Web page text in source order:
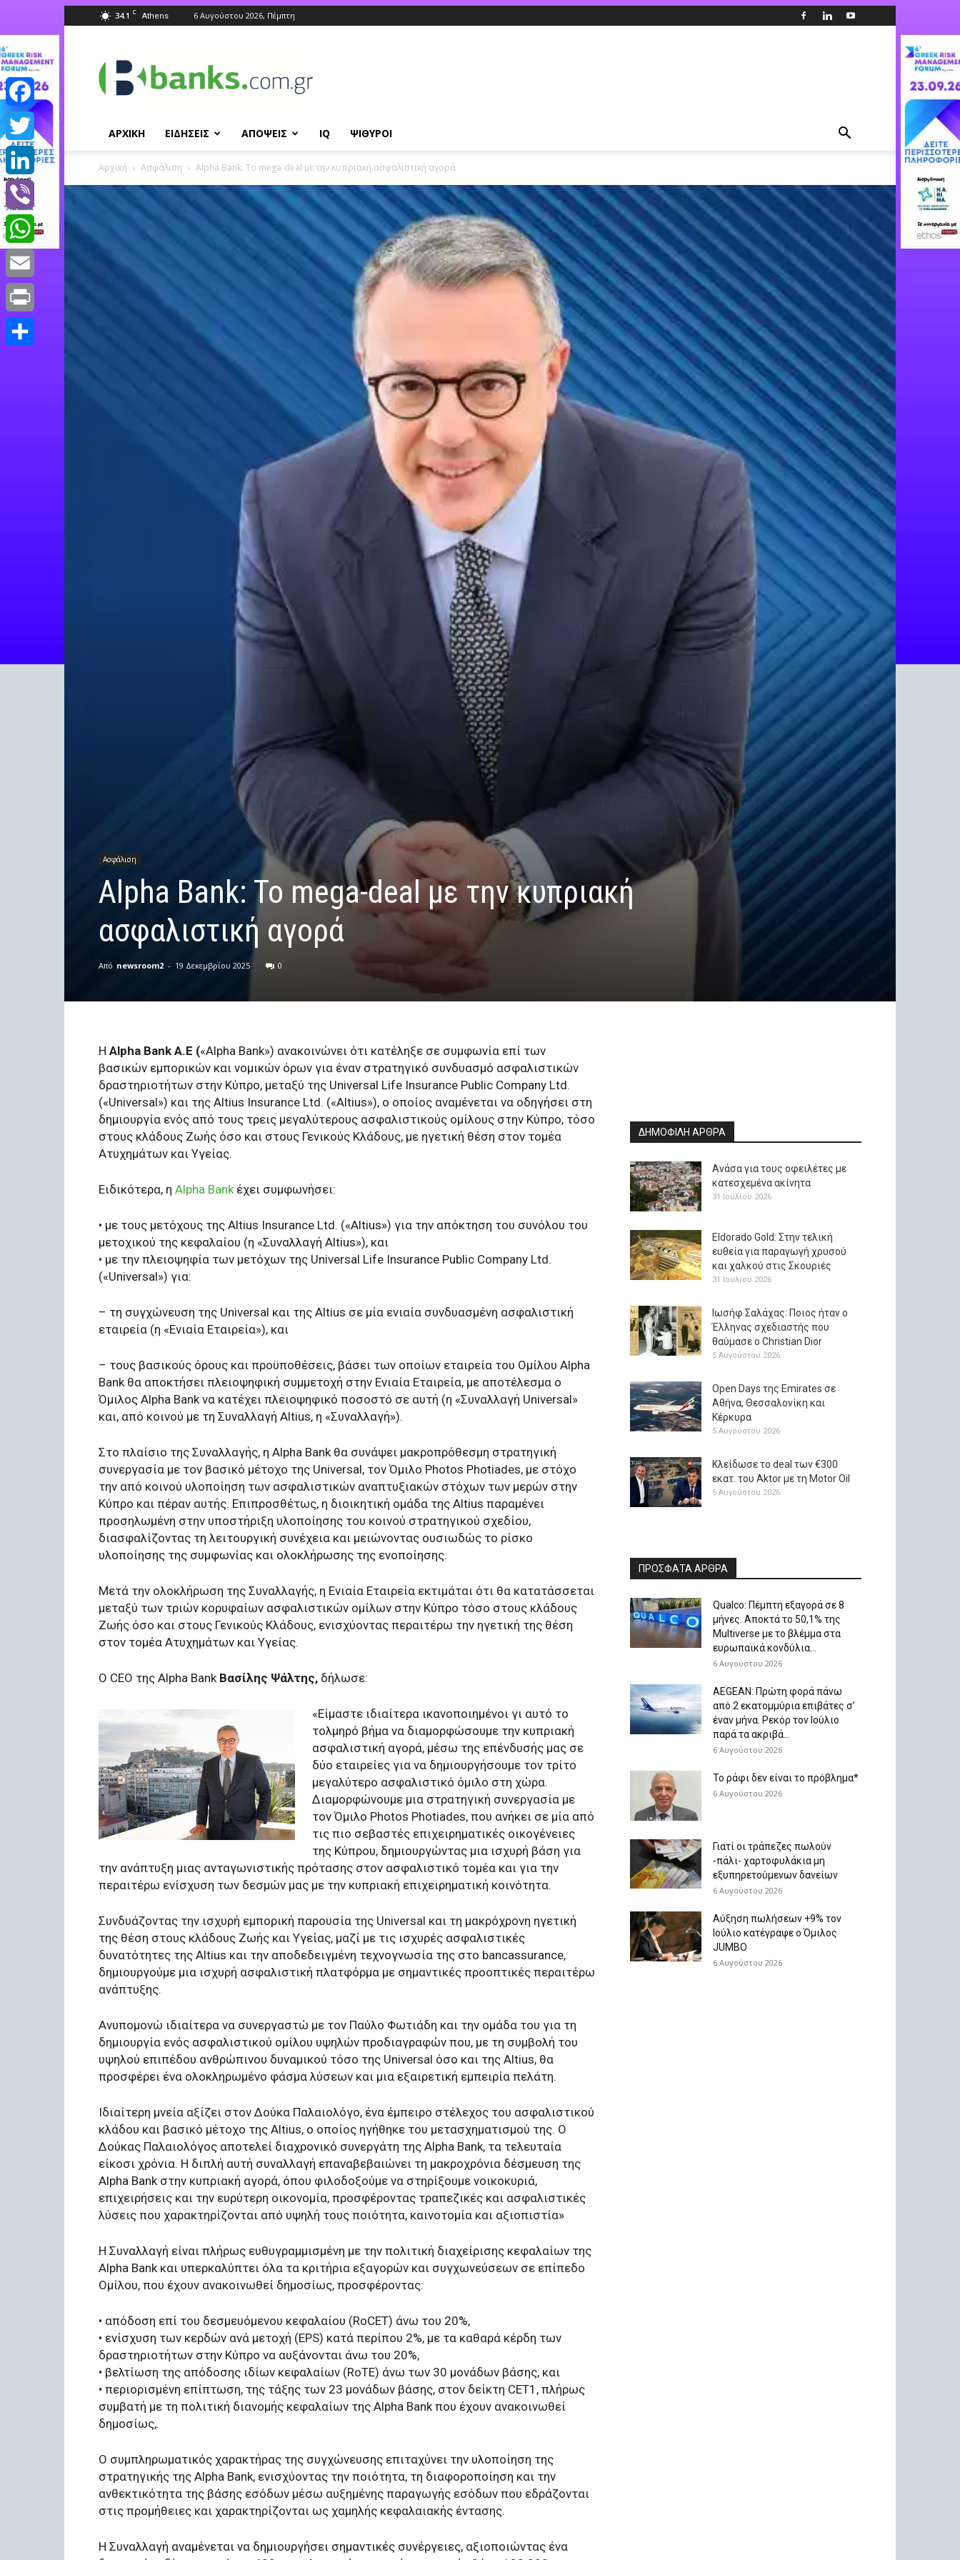
34.1 C Athens 6 Αυγούστου 2026, Πέμπτη
ΑΡΧΙΚΗ ΕΙΔΗΣΕΙΣ ΑΠΟΨΕΙΣ IQ ΨΙΘΥΡΟΙ
Αρχική Ασφάλιση Αlpha Bank: Το mega-deal με την κυπριακή ασφαλιστική αγορά
Ασφάλιση
Αlpha Bank: Το mega-deal με την κυπριακή
ασφαλιστική αγορά
Από newsroom2 - 19 Δεκεμβρίου 2025 0
Η Alpha Bank A.E («Alpha Bank») ανακοινώνει ότι κατέληξε σε συμφωνία επί των
βασικών εμπορικών και νομικών όρων για έναν στρατηγικό συνδυασμό ασφαλιστικών
δραστηριοτήτων στην Κύπρο, μεταξύ της Universal Life Insurance Public Company Ltd.
(«Universal») και της Altius Insurance Ltd. («Altius»), ο οποίος αναμένεται να οδηγήσει στη
δημιουργία ενός από τους τρεις μεγαλύτερους ασφαλιστικούς ομίλους στην Κύπρο, τόσο
στους κλάδους Ζωής όσο και στους Γενικούς Κλάδους, με ηγετική θέση στον τομέα
Ατυχημάτων και Υγείας.
Ειδικότερα, η Alpha Bank έχει συμφωνήσει:
• με τους μετόχους της Altius Insurance Ltd. («Altius») για την απόκτηση του συνόλου του
μετοχικού της κεφαλαίου (η «Συναλλαγή Altius»), και
• με την πλειοψηφία των μετόχων της Universal Life Insurance Public Company Ltd.
(«Universal») για:
– τη συγχώνευση της Universal και της Altius σε μία ενιαία συνδυασμένη ασφαλιστική
εταιρεία (η «Ενιαία Εταιρεία»), και
– τους βασικούς όρους και προϋποθέσεις, βάσει των οποίων εταιρεία του Ομίλου Alpha
Bank θα αποκτήσει πλειοψηφική συμμετοχή στην Ενιαία Εταιρεία, με αποτέλεσμα ο
Όμιλος Alpha Bank να κατέχει πλειοψηφικό ποσοστό σε αυτή (η «Συναλλαγή Universal»
και, από κοινού με τη Συναλλαγή Altius, η «Συναλλαγή»).
Στο πλαίσιο της Συναλλαγής, η Alpha Bank θα συνάψει μακροπρόθεσμη στρατηγική
συνεργασία με τον βασικό μέτοχο της Universal, τον Όμιλο Photos Photiades, με στόχο
την από κοινού υλοποίηση των ασφαλιστικών αναπτυξιακών στόχων των μερών στην
Κύπρο και πέραν αυτής. Επιπροσθέτως, η διοικητική ομάδα της Altius παραμένει
προσηλωμένη στην υποστήριξη υλοποίησης του κοινού στρατηγικού σχεδίου,
διασφαλίζοντας τη λειτουργική συνέχεια και μειώνοντας ουσιωδώς το ρίσκο
υλοποίησης της συμφωνίας και ολοκλήρωσης της ενοποίησης.
Μετά την ολοκλήρωση της Συναλλαγής, η Ενιαία Εταιρεία εκτιμάται ότι θα κατατάσσεται
μεταξύ των τριών κορυφαίων ασφαλιστικών ομίλων στην Κύπρο τόσο στους κλάδους
Ζωής όσο και στους Γενικούς Κλάδους, ενισχύοντας περαιτέρω την ηγετική της θέση
στον τομέα Ατυχημάτων και Υγείας.
Ο CEO της Alpha Bank Βασίλης Ψάλτης, δήλωσε:
«Είμαστε ιδιαίτερα ικανοποιημένοι γι αυτό το
τολμηρό βήμα να διαμορφώσουμε την κυπριακή
ασφαλιστική αγορά, μέσω της επένδυσής μας σε
δύο εταιρείες για να δημιουργήσουμε τον τρίτο
μεγαλύτερο ασφαλιστικό όμιλο στη χώρα.
Διαμορφώνουμε μια στρατηγική συνεργασία με
τον Όμιλο Photos Photiades, που ανήκει σε μία από
τις πιο σεβαστές επιχειρηματικές οικογένειες
της Κύπρου, δημιουργώντας μια ισχυρή βάση για
την ανάπτυξη μιας ανταγωνιστικής πρότασης στον ασφαλιστικό τομέα και για την
περαιτέρω ενίσχυση των δεσμών μας με την κυπριακή επιχειρηματική κοινότητα.
Συνδυάζοντας την ισχυρή εμπορική παρουσία της Universal και τη μακρόχρονη ηγετική
της θέση στους κλάδους Ζωής και Υγείας, μαζί με τις ισχυρές ασφαλιστικές
δυνατότητες της Altius και την αποδεδειγμένη τεχνογνωσία της στο bancassurance,
δημιουργούμε μια ισχυρή ασφαλιστική πλατφόρμα με σημαντικές προοπτικές περαιτέρω
ανάπτυξης.
Ανυπομονώ ιδιαίτερα να συνεργαστώ με τον Παύλο Φωτιάδη και την ομάδα του για τη
δημιουργία ενός ασφαλιστικού ομίλου υψηλών προδιαγραφών που, με τη συμβολή του
υψηλού επιπέδου ανθρώπινου δυναμικού τόσο της Universal όσο και της Altius, θα
προσφέρει ένα ολοκληρωμένο φάσμα λύσεων και μια εξαιρετική εμπειρία πελάτη.
Ιδιαίτερη μνεία αξίζει στον Δούκα Παλαιολόγο, ένα έμπειρο στέλεχος του ασφαλιστικού
κλάδου και βασικό μέτοχο της Altius, ο οποίος ηγήθηκε του μετασχηματισμού της. Ο
Δούκας Παλαιολόγος αποτελεί διαχρονικό συνεργάτη της Alpha Bank, τα τελευταία
είκοσι χρόνια. Η διπλή αυτή συναλλαγή επαναβεβαιώνει τη μακροχρόνια δέσμευση της
Alpha Bank στην κυπριακή αγορά, όπου φιλοδοξούμε να στηρίξουμε νοικοκυριά,
επιχειρήσεις και την ευρύτερη οικονομία, προσφέροντας τραπεζικές και ασφαλιστικές
λύσεις που χαρακτηρίζονται από υψηλή τους ποιότητα, καινοτομία και αξιοπιστία»
Η Συναλλαγή είναι πλήρως ευθυγραμμισμένη με την πολιτική διαχείρισης κεφαλαίων της
Alpha Bank και υπερκαλύπτει όλα τα κριτήρια εξαγορών και συγχωνεύσεων σε επίπεδο
Ομίλου, που έχουν ανακοινωθεί δημοσίως, προσφέροντας:
• απόδοση επί του δεσμευόμενου κεφαλαίου (RoCET) άνω του 20%,
• ενίσχυση των κερδών ανά μετοχή (EPS) κατά περίπου 2%, με τα καθαρά κέρδη των
δραστηριοτήτων στην Κύπρο να αυξάνονται άνω του 20%,
• βελτίωση της απόδοσης ιδίων κεφαλαίων (RoTE) άνω των 30 μονάδων βάσης, και
• περιορισμένη επίπτωση, της τάξης των 23 μονάδων βάσης, στον δείκτη CET1, πλήρως
συμβατή με τη πολιτική διανομής κεφαλαίων της Alpha Bank που έχουν ανακοινωθεί
δημοσίως,.
Ο συμπληρωματικός χαρακτήρας της συγχώνευσης επιταχύνει την υλοποίηση της
στρατηγικής της Alpha Bank, ενισχύοντας την ποιότητα, τη διαφοροποίηση και την
ανθεκτικότητα της βάσης εσόδων μέσω αυξημένης παραγωγής εσόδων που εδράζονται
στις προμήθειες και χαρακτηρίζονται ως χαμηλής κεφαλαιακής έντασης.
Η Συναλλαγή αναμένεται να δημιουργήσει σημαντικές συνέργειες, αξιοποιώντας ένα
ΔΗΜΟΦΙΛΗ ΑΡΘΡΑ
Ανάσα για τους οφειλέτες με
κατεσχεμένα ακίνητα
31 Ιουλίου 2026
Eldorado Gold: Στην τελική
ευθεία για παραγωγή χρυσού
και χαλκού στις Σκουριές
31 Ιουλίου 2026
Ιωσήφ Σαλάχας: Ποιος ήταν ο
Έλληνας σχεδιαστής που
θαύμασε ο Christian Dior
5 Αυγούστου 2026
Open Days της Emirates σε
Αθήνα, Θεσσαλονίκη και
Κέρκυρα
5 Αυγούστου 2026
Κλείδωσε το deal των €300
εκατ. του Aktor με τη Μotor Oil
5 Αυγούστου 2026
ΠΡΟΣΦΑΤΑ ΑΡΘΡΑ
Qualco: Πέμπτη εξαγορά σε 8
μήνες. Aποκτά το 50,1% της
Multiverse με το βλέμμα στα
ευρωπαϊκά κονδύλια...
6 Αυγούστου 2026
AEGEAN: Πρώτη φορά πάνω
από 2 εκατομμύρια επιβάτες σ’
έναν μήνα. Ρεκόρ τον Ιούλιο
παρά τα ακριβά...
6 Αυγούστου 2026
Το ράφι δεν είναι το πρόβλημα*
6 Αυγούστου 2026
Γιατί οι τράπεζες πωλούν
-πάλι- χαρτοφυλάκια μη
εξυπηρετούμενων δανείων
6 Αυγούστου 2026
Aύξηση πωλήσεων +9% τον
Ιούλιο κατέγραψε ο Όμιλος
JUMBO
6 Αυγούστου 2026
Facebook
Twitter
LinkedIn
Viber
WhatsApp
Email
Print